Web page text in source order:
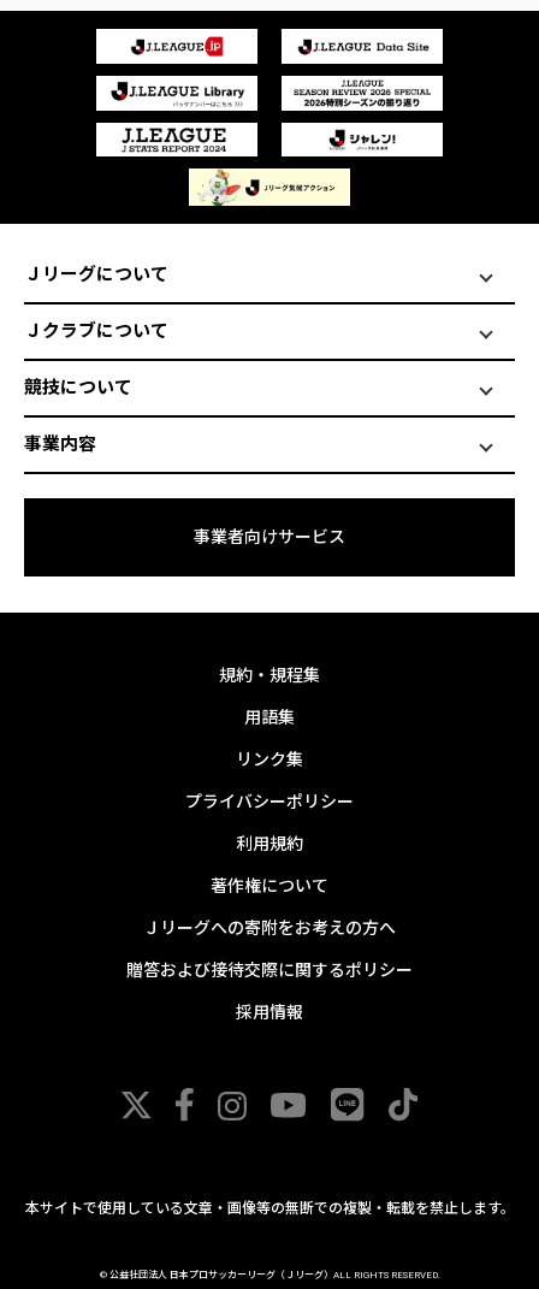
Ｊリーグについて
Ｊクラブについて
競技について
事業内容
事業者向けサービス
規約・規程集
用語集
リンク集
プライバシーポリシー
利用規約
著作権について
Ｊリーグへの寄附をお考えの方へ
贈答および接待交際に関するポリシー
採用情報
本サイトで使用している文章・画像等の無断での複製・転載を禁止します。
© 公益社団法人 日本プロサッカーリーグ（Ｊリーグ）ALL RIGHTS RESERVED.